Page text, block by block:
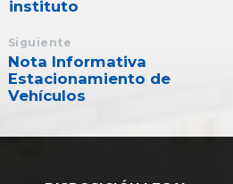
instituto
Siguiente
Nota Informativa
Estacionamiento de
Vehículos